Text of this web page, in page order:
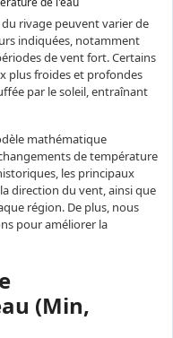
rivage peuvent varier de
indiquées, notamment
de vent fort. Certains
plus froides et profondes
par le soleil, entraînant
mathématique
de température
les principaux
direction du vent, ainsi que
région. De plus, nous
pour améliorer la
(Min,